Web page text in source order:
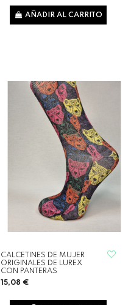
AÑADIR AL CARRITO
CALCETINES DE MUJER
ORIGINALES DE LUREX
CON PANTERAS
15,08 €